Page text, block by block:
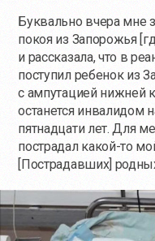
Буквально вчера мне
покоя из Запорожья
и рассказала, что в
поступил ребенок из
с ампутацией нижней
останется инвалидом
пятнадцати лет. Для
пострадал какой-то
[Пострадавших]